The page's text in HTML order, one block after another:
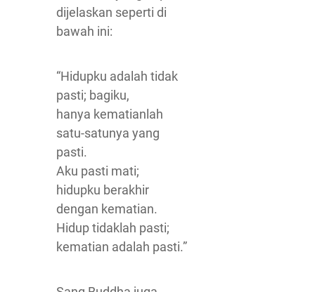
dijelaskan seperti di
bawah ini:
“Hidupku adalah tidak
pasti; bagiku,
hanya kematianlah
satu-satunya yang
pasti.
Aku pasti mati;
hidupku berakhir
dengan kematian.
Hidup tidaklah pasti;
kematian adalah pasti.”